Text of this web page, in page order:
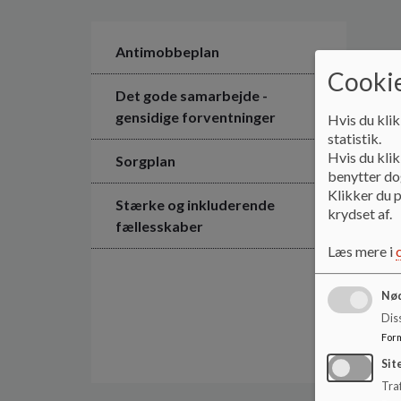
Antimobbeplan
Det gode samarbejde -
gensidige forventninger
Sorgplan
Stærke og inkluderende
fællesskaber
Hvis du
statistik.
Hvis du
benytter
Klikker du
krydset af.
Læs mere i